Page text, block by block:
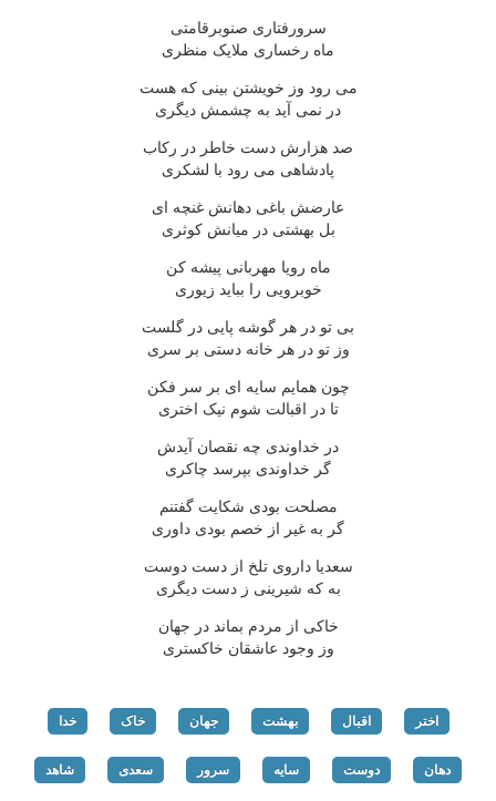
سرورفتاری صنوبرقامتی
ماه رخساری ملایک منظری
می رود وز خویشتن بینی که هست
در نمی آید به چشمش دیگری
صد هزارش دست خاطر در رکاب
پادشاهی می رود با لشکری
عارضش باغی دهانش غنچه ای
بل بهشتی در میانش کوثری
ماه رویا مهربانی پیشه کن
خوبرویی را بباید زیوری
بی تو در هر گوشه پایی در گلست
وز تو در هر خانه دستی بر سری
چون همایم سایه ای بر سر فکن
تا در اقبالت شوم نیک اختری
در خداوندی چه نقصان آیدش
گر خداوندی بپرسد چاکری
مصلحت بودی شکایت گفتنم
گر به غیر از خصم بودی داوری
سعدیا داروی تلخ از دست دوست
به که شیرینی ز دست دیگری
خاکی از مردم بماند در جهان
وز وجود عاشقان خاکستری
اختر اقبال بهشت جهان خاک خدا
دهان دوست سایه سرور سعدی شاهد